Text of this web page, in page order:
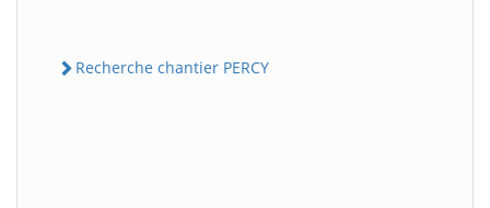
Recherche chantier PERCY